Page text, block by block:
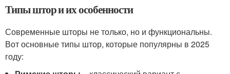
Типы штор и их особенности
Современные шторы не только, но и функциональны.
Вот основные типы штор, которые популярны в 2025
году: